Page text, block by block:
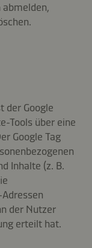
abmelden,
der Google
Tools über eine
Google Tag
Inhalte (z. B.
der Nutzer
erteilt hat.